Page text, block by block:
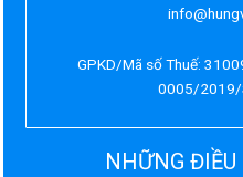
GPKD/Mã số Thuế:
0005/2019/
NHỮNG